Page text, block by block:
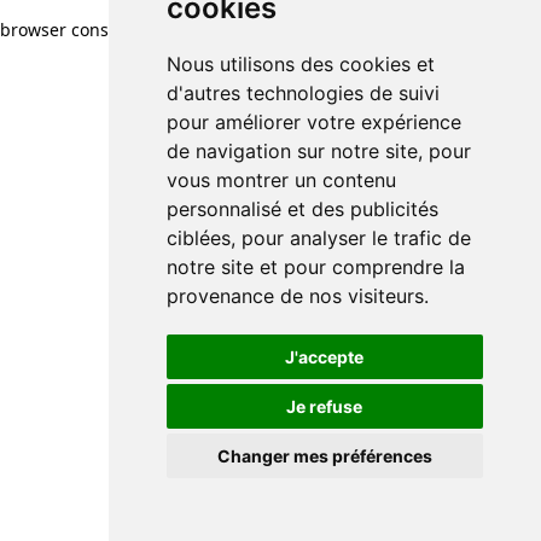
cookies
Nous utilisons des cookies et
d'autres technologies de suivi
pour améliorer votre expérience
de navigation sur notre site, pour
vous montrer un contenu
personnalisé et des publicités
ciblées, pour analyser le trafic de
notre site et pour comprendre la
provenance de nos visiteurs.
J'accepte
Je refuse
Changer mes préférences
browser console for more information)